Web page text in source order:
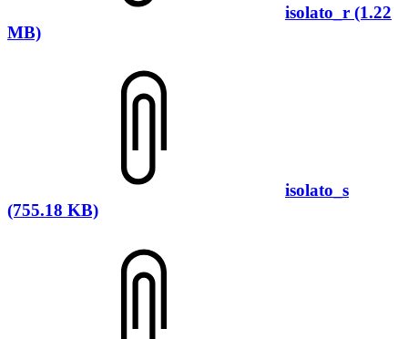
isolato_r (1.22
MB)
isolato_s
(755.18 KB)